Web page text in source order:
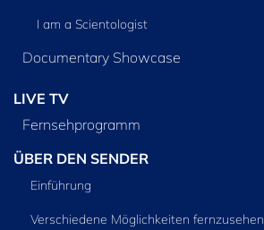
I am a Scientologist
Documentary Showcase
LIVE TV
Fernsehprogramm
ÜBER DEN SENDER
Einführung
Verschiedene Möglichkeiten fernzusehen